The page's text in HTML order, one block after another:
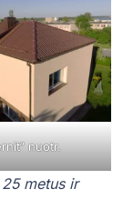
nuotr.
metus ir